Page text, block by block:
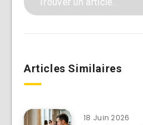
Articles Similaires
18 Juin 2026